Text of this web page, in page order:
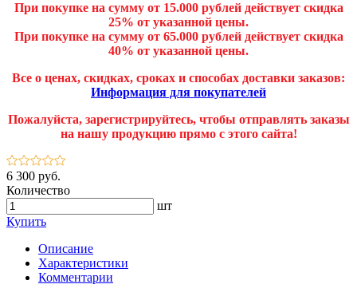
При покупке на сумму от 15.000 рублей действует скидка
25% от указанной цены.
При покупке на сумму от 65.000 рублей действует скидка
40% от указанной цены.
Все о ценах, скидках, сроках и способах доставки заказов:
Информация для покупателей
Пожалуйста, зарегистрируйтесь, чтобы отправлять заказы
на нашу продукцию прямо с этого сайта!
6 300 руб.
Количество
шт
Купить
Описание
Характеристики
Комментарии